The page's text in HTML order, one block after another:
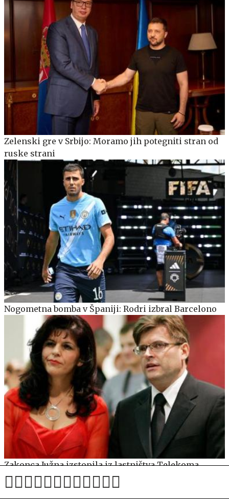
Zelenski gre v Srbijo: Moramo jih potegniti stran od
ruske strani
Nogometna bomba v Španiji: Rodri izbral Barcelono
Zakonca Južna izstopila iz lastništva Telekoma
Slovenije